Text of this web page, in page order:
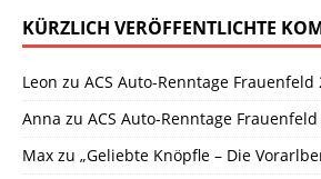
KÜRZLICH VERÖFFENTLICHTE
Leon zu ACS Auto-Renntage Frauenfeld
Anna zu ACS Auto-Renntage
Max zu „Geliebte Knöpfle – Die